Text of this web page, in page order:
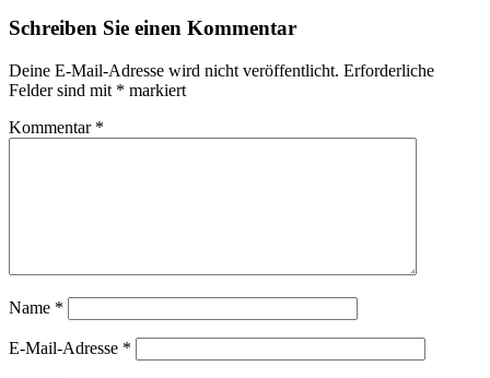
Schreiben Sie einen Kommentar
Deine E-Mail-Adresse wird nicht veröffentlicht. Erforderliche
Felder sind mit * markiert
Kommentar *
Name *
E-Mail-Adresse *